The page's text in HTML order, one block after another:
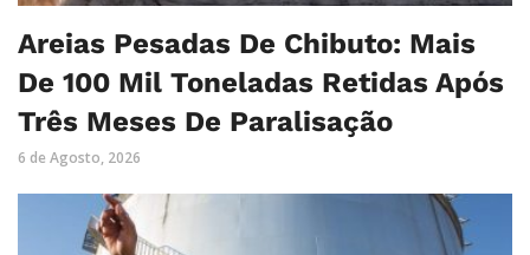
Areias Pesadas De Chibuto: Mais
De 100 Mil Toneladas Retidas Após
Três Meses De Paralisação
6 de Agosto, 2026